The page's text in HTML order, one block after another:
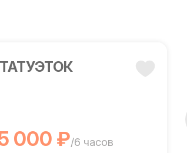
000 ₽/6 часов